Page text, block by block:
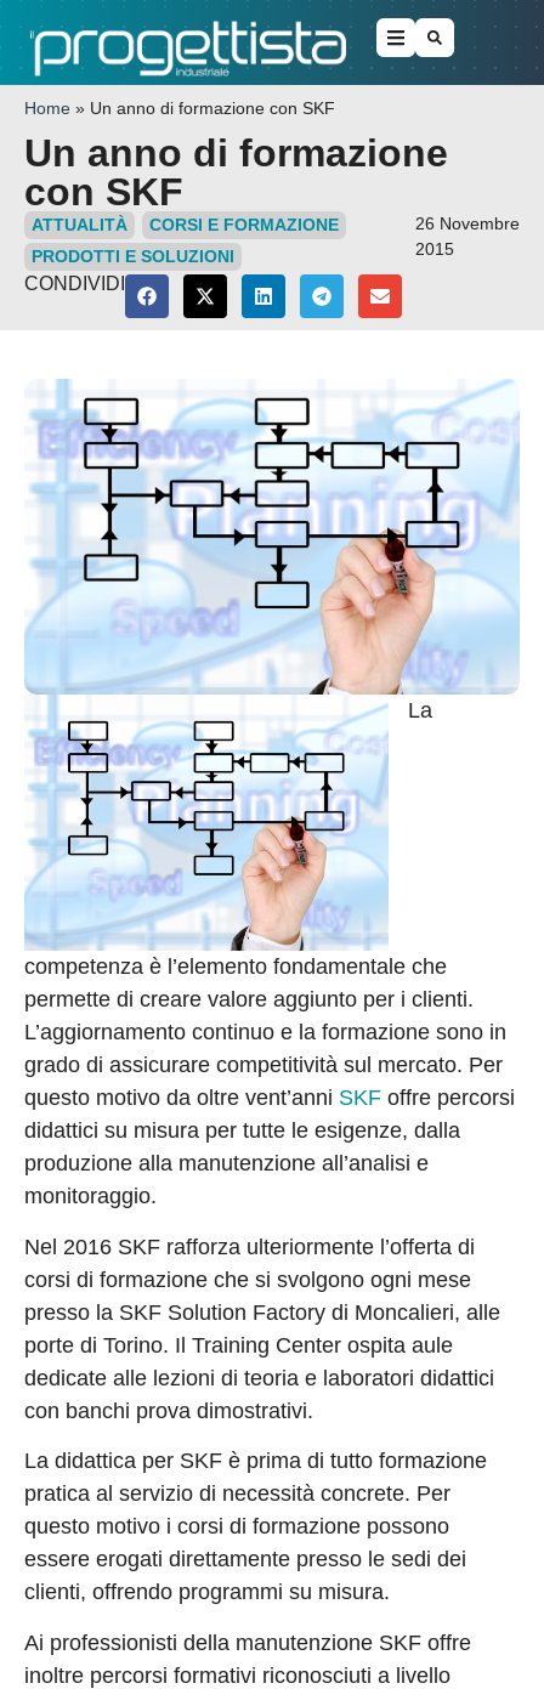
Home » Un anno di formazione con SKF
Un anno di formazione
con SKF
ATTUALITÀ
CORSI E FORMAZIONE
PRODOTTI E SOLUZIONI
26 Novembre
2015
CONDIVIDI
La
competenza è l’elemento fondamentale che
permette di creare valore aggiunto per i clienti.
L’aggiornamento continuo e la formazione sono in
grado di assicurare competitività sul mercato. Per
questo motivo da oltre vent’anni SKF offre percorsi
didattici su misura per tutte le esigenze, dalla
produzione alla manutenzione all’analisi e
monitoraggio.
Nel 2016 SKF rafforza ulteriormente l’offerta di
corsi di formazione che si svolgono ogni mese
presso la SKF Solution Factory di Moncalieri, alle
porte di Torino. Il Training Center ospita aule
dedicate alle lezioni di teoria e laboratori didattici
con banchi prova dimostrativi.
La didattica per SKF è prima di tutto formazione
pratica al servizio di necessità concrete. Per
questo motivo i corsi di formazione possono
essere erogati direttamente presso le sedi dei
clienti, offrendo programmi su misura.
Ai professionisti della manutenzione SKF offre
inoltre percorsi formativi riconosciuti a livello